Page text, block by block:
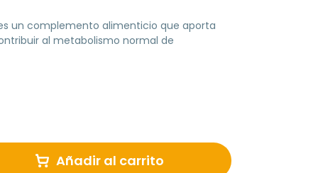
un complemento alimenticio que aporta
al metabolismo normal de
Añadir al carrito